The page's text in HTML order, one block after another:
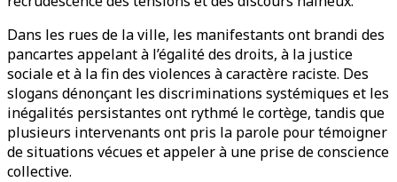
Dans les rues de la ville, les manifestants ont brandi des
pancartes appelant à l’égalité des droits, à la justice
sociale et à la fin des violences à caractère raciste. Des
slogans dénonçant les discriminations systémiques et les
inégalités persistantes ont rythmé le cortège, tandis que
plusieurs intervenants ont pris la parole pour témoigner
de situations vécues et appeler à une prise de conscience
collective.